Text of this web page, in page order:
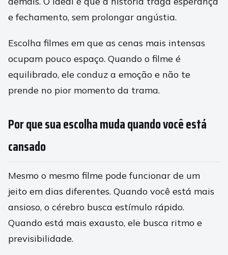
e fechamento, sem prolongar angústia.
Escolha filmes em que as cenas mais intensas
ocupam pouco espaço. Quando o filme é
equilibrado, ele conduz a emoção e não te
prende no pior momento da trama.
Por que sua escolha muda quando você está
cansado
Mesmo o mesmo filme pode funcionar de um
jeito em dias diferentes. Quando você está mais
ansioso, o cérebro busca estímulo rápido.
Quando está mais exausto, ele busca ritmo e
previsibilidade.